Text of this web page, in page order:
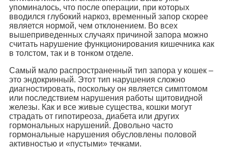
упоминалось, что после операции, при которых
вводился глубокий наркоз, временный запор скорее
является нормой, чем отклонением. Во всех
вышеприведенных случаях причиной запора можно
считать нарушение функционирования кишечника как
в толстом, так и в тонком отделе.
Самый мало распространенный тип запора у кошек –
это эндокринный. Этот тип нарушения сложно
диагностировать, поскольку он является симптомом
или последствием нарушения работы щитовидной
железы. Как и все живые существа, кошки могут
страдать от гипотиреоза, диабета или других
гормональных нарушений. Довольно часто
гормональные нарушения обусловлены половой
активностью и «пустыми» течками.